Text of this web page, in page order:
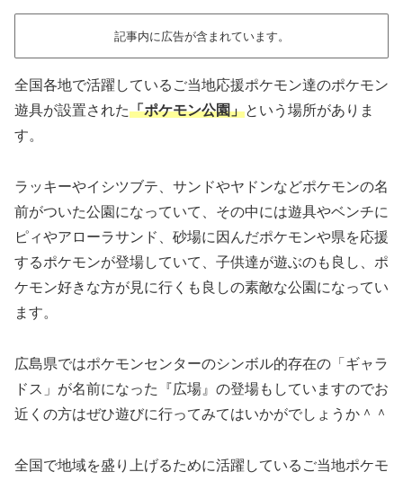
記事内に広告が含まれています。
全国各地で活躍しているご当地応援ポケモン達のポケモン
遊具が設置された「ポケモン公園」という場所がありま
す。
ラッキーやイシツブテ、サンドやヤドンなどポケモンの名
前がついた公園になっていて、その中には遊具やベンチに
ピィやアローラサンド、砂場に因んだポケモンや県を応援
するポケモンが登場していて、子供達が遊ぶのも良し、ポ
ケモン好きな方が見に行くも良しの素敵な公園になってい
ます。
広島県ではポケモンセンターのシンボル的存在の「ギャラ
ドス」が名前になった『広場』の登場もしていますのでお
近くの方はぜひ遊びに行ってみてはいかがでしょうか＾＾
全国で地域を盛り上げるために活躍しているご当地ポケモ